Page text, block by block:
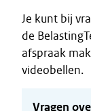
Je kunt bij
de
afspraak
videobellen.
Vragen